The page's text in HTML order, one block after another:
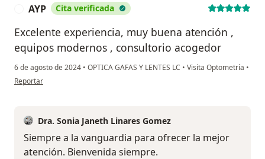
AYP Cita verificada
Excelente experiencia, muy buena atención ,
equipos modernos , consultorio acogedor
6 de agosto de 2024 • OPTICA GAFAS Y LENTES LC • Visita Optometría •
en opinión del usuario AYP
Reportar
Dra. Sonia Janeth Linares Gomez
Siempre a la vanguardia para ofrecer la mejor
atención. Bienvenida siempre.